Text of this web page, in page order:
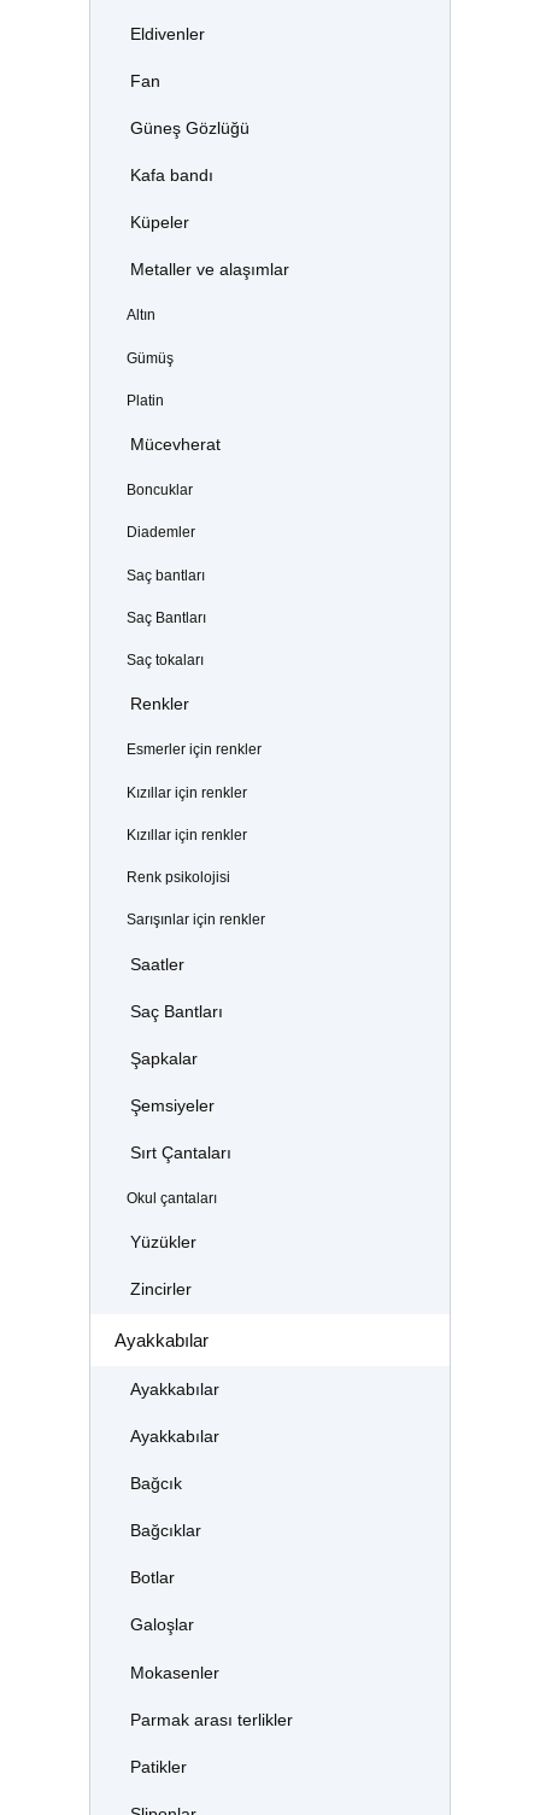
Eldivenler
Fan
Güneş Gözlüğü
Kafa bandı
Küpeler
Metaller ve alaşımlar
Altın
Gümüş
Platin
Mücevherat
Boncuklar
Diademler
Saç bantları
Saç Bantları
Saç tokaları
Renkler
Esmerler için renkler
Kızıllar için renkler
Kızıllar için renkler
Renk psikolojisi
Sarışınlar için renkler
Saatler
Saç Bantları
Şapkalar
Şemsiyeler
Sırt Çantaları
Okul çantaları
Yüzükler
Zincirler
Ayakkabılar
Ayakkabılar
Ayakkabılar
Bağcık
Bağcıklar
Botlar
Galoşlar
Mokasenler
Parmak arası terlikler
Patikler